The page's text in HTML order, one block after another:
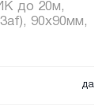
до 20м,
90x90мм,
да